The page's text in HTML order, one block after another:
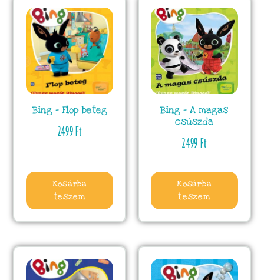
Bing – Flop beteg
2499Ft
Kosárba
teszem
Bing – A magas
csúszda
2499Ft
Kosárba
teszem